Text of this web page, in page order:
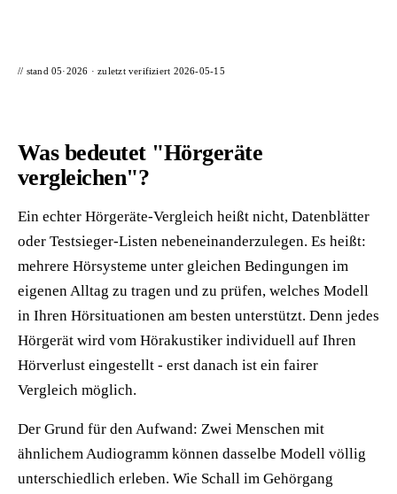
// stand 05·2026 · zuletzt verifiziert 2026-05-15
Was bedeutet "Hörgeräte
vergleichen"?
Ein echter Hörgeräte-Vergleich heißt nicht, Datenblätter
oder Testsieger-Listen nebeneinanderzulegen. Es heißt:
mehrere Hörsysteme unter gleichen Bedingungen im
eigenen Alltag zu tragen und zu prüfen, welches Modell
in Ihren Hörsituationen am besten unterstützt. Denn jedes
Hörgerät wird vom Hörakustiker individuell auf Ihren
Hörverlust eingestellt - erst danach ist ein fairer
Vergleich möglich.
Der Grund für den Aufwand: Zwei Menschen mit
ähnlichem Audiogramm können dasselbe Modell völlig
unterschiedlich erleben. Wie Schall im Gehörgang